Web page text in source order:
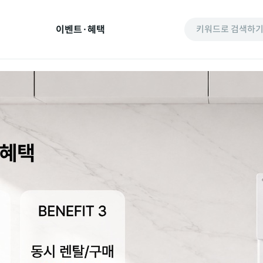
이벤트·혜택 키워드로 검색하기